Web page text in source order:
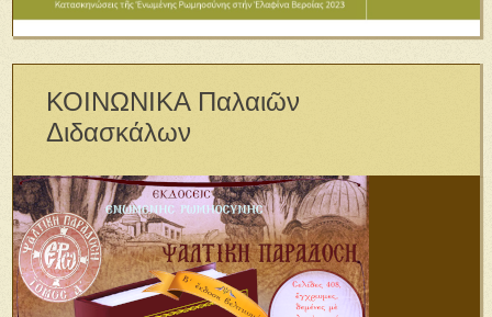
ΚΟΙΝΩΝΙΚΑ Παλαιῶν
Διδασκάλων